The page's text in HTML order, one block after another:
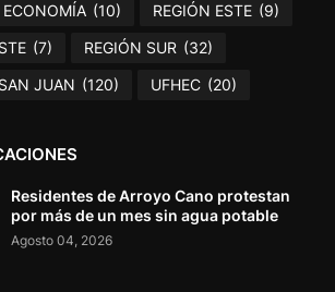
(10) REGIÓN ESTE (9)
(7) REGIÓN SUR (32)
SAN JUAN (120) UFHEC (20)
Residentes de Arroyo Cano protestan
por más de un mes sin agua potable
Agosto 04, 2026